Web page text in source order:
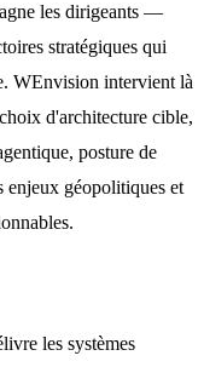
les dirigeants —
stratégiques qui
WEnvision intervient là
d'architecture cible,
posture de
enjeux géopolitiques et
les systèmes